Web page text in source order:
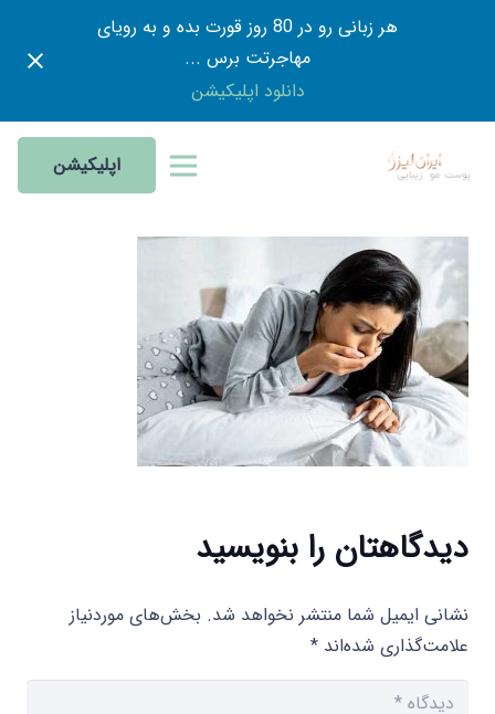
هر زبانی رو در 80 روز قورت بده و به رویای
مهاجرتت برس ...
دانلود اپلیکیشن
اپلیکیشن
دیدگاهتان را بنویسید
نشانی ایمیل شما منتشر نخواهد شد. بخش‌های موردنیاز
علامت‌گذاری شده‌اند *